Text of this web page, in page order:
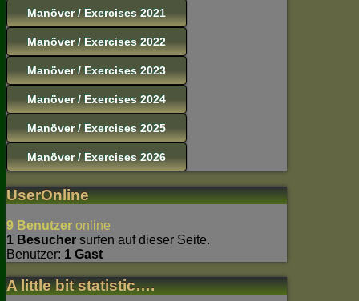
Manöver / Exercises 2021
Manöver / Exercises 2022
Manöver / Exercises 2023
Manöver / Exercises 2024
Manöver / Exercises 2025
Manöver / Exercises 2026
UserOnline
9 Benutzer online
1 Besucher surfen auf dieser Seite.
Benutzer: 1 Gast
A little bit statistic….